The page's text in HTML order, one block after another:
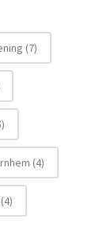
(7)
(4)
(4)